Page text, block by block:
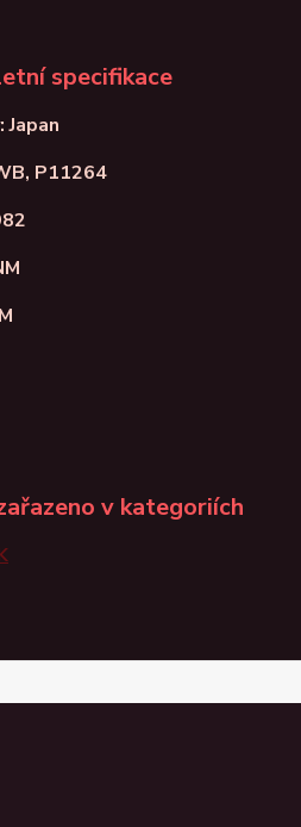
specifikace
Japan
P11264
v kategoriích